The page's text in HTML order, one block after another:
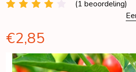
(1 beoordeling)
€2,85